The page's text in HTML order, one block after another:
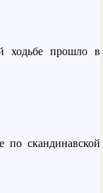
ходьбе прошло в
по скандинавской